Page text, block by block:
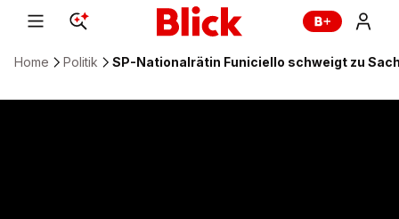
Home Politik SP-Nationalrätin Funiciello schweigt zu